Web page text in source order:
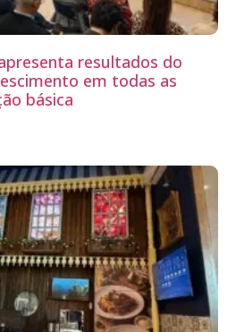
resultados do
em todas as
básica